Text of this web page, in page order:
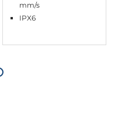
mm/s
IPX6